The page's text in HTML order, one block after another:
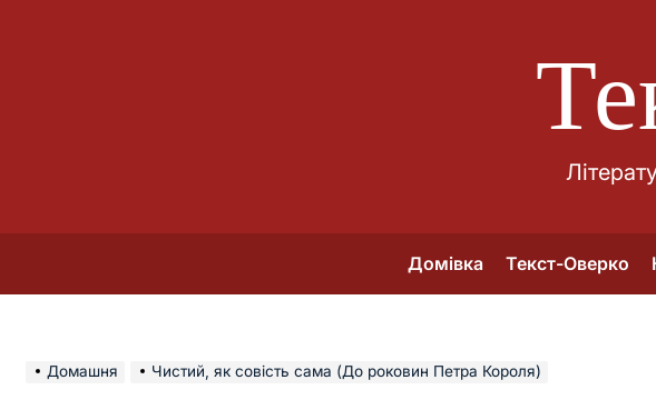
Домівка Текст-Оверко
Домашня Чистий, як совість сама (До роковин Петра Короля)